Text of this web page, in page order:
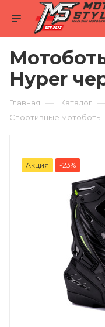
Hyper
Главная — Каталог
Спортивные мотоботы
Акция -23%